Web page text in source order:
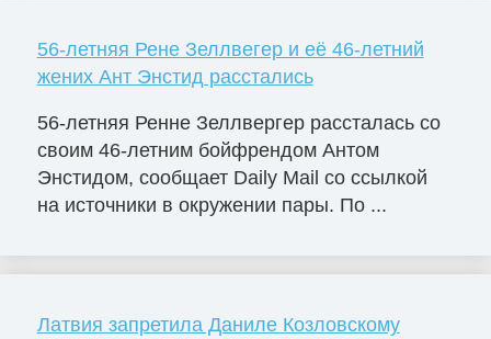
56-летняя Рене Зеллвегер и её 46-летний
жених Ант Энстид расстались
56-летняя Ренне Зеллвергер рассталась со
своим 46-летним бойфрендом Антом
Энстидом, сообщает Daily Mail со ссылкой
на источники в окружении пары. По ...
Латвия запретила Даниле Козловскому